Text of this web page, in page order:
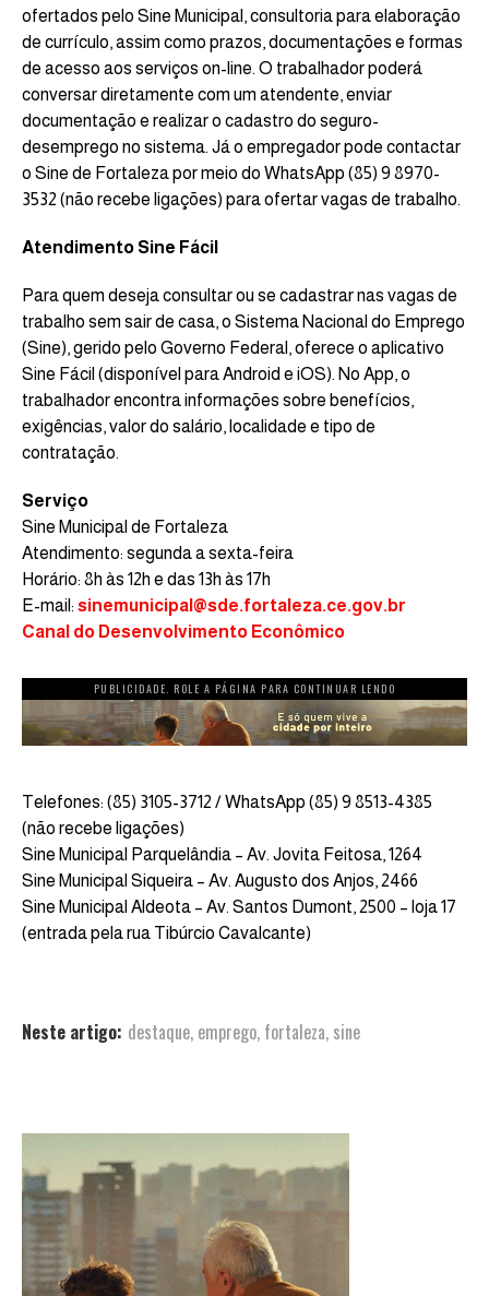
ofertados pelo Sine Municipal, consultoria para elaboração
de currículo, assim como prazos, documentações e formas
de acesso aos serviços on-line. O trabalhador poderá
conversar diretamente com um atendente, enviar
documentação e realizar o cadastro do seguro-
desemprego no sistema. Já o empregador pode contactar
o Sine de Fortaleza por meio do WhatsApp (85) 9 8970-
3532 (não recebe ligações) para ofertar vagas de trabalho.
Atendimento Sine Fácil
Para quem deseja consultar ou se cadastrar nas vagas de
trabalho sem sair de casa, o Sistema Nacional do Emprego
(Sine), gerido pelo Governo Federal, oferece o aplicativo
Sine Fácil (disponível para Android e iOS). No App, o
trabalhador encontra informações sobre benefícios,
exigências, valor do salário, localidade e tipo de
contratação.
Serviço
Sine Municipal de Fortaleza
Atendimento: segunda a sexta-feira
Horário: 8h às 12h e das 13h às 17h
E-mail: sinemunicipal@sde.fortaleza.ce.gov.br
Canal do Desenvolvimento Econômico
PUBLICIDADE. ROLE A PÁGINA PARA CONTINUAR LENDO
Telefones: (85) 3105-3712 / WhatsApp (85) 9 8513-4385
(não recebe ligações)
Sine Municipal Parquelândia – Av. Jovita Feitosa, 1264
Sine Municipal Siqueira – Av. Augusto dos Anjos, 2466
Sine Municipal Aldeota – Av. Santos Dumont, 2500 – loja 17
(entrada pela rua Tibúrcio Cavalcante)
Neste artigo: destaque, emprego, fortaleza, sine